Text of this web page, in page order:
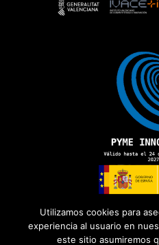
Utilizamos cookies para
experiencia al usuario en
este sitio asumiremos